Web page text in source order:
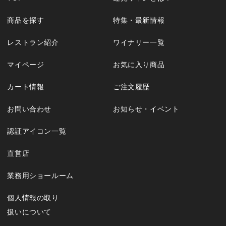
商品を探す 特集・最新情報
レストラン紹介 ワイナリー一覧
マイページ お気に入り商品
カート情報 ご注文履歴
お問い合わせ お知らせ・イベント
認証アイコン一覧
直営店
業務用ショールーム
個人情報の取り
扱いについて